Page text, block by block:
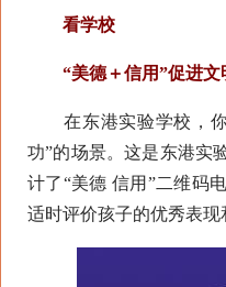
看学校
“美德＋信用”促进文
在东港实验学校，你
功”的场景。这是东港实
计了“美德 信用”二维码
适时评价孩子的优秀表现